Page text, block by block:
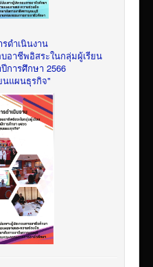
ดำเนินงาน
บอาชีพอิสระในกลุ่มผู้เรียน
การศึกษา 2566
นแผนธุรกิจ"